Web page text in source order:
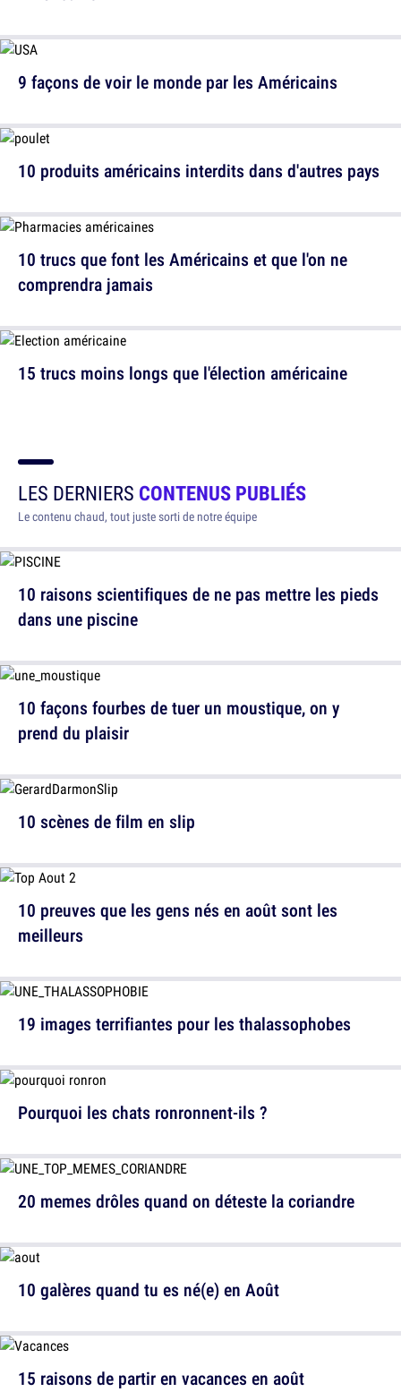
10 produits américains interdits dans d'autres pays
15 trucs moins longs que l'élection américaine
9 façons de voir le monde par les Américains
10 trucs que font les Américains et que l'on ne
comprendra jamais
LES DERNIERS CONTENUS PUBLIÉS
Le contenu chaud, tout juste sorti de notre équipe
10 raisons scientifiques de ne pas mettre les pieds
dans une piscine
10 scènes de film en slip
19 images terrifiantes pour les thalassophobes
20 memes drôles quand on déteste la coriandre
15 raisons de partir en vacances en août
10 façons fourbes de tuer un moustique, on y
prend du plaisir
10 preuves que les gens nés en août sont les
meilleurs
Pourquoi les chats ronronnent-ils ?
10 galères quand tu es né(e) en Août